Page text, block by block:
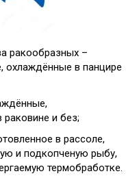
ракообразных –
в панцире
и без;
в рассоле,
и подкопченую рыбу,
термобработке.